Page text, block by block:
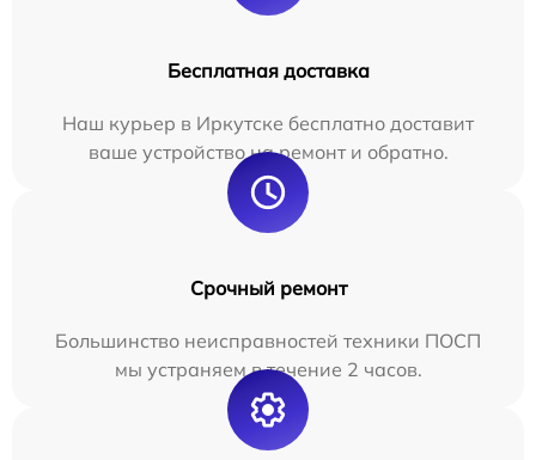
Бесплатная доставка
Наш курьер в Иркутске бесплатно доставит
ваше устройство на ремонт и обратно.
Срочный ремонт
Большинство неисправностей техники ПОСП
мы устраняем в течение 2 часов.